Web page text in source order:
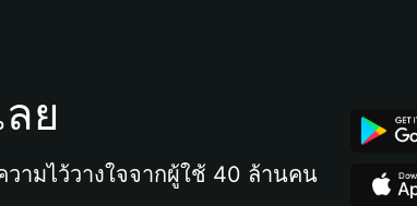
ย
ามไว้วางใจจากผู้ใช้ 40 ล้านคน